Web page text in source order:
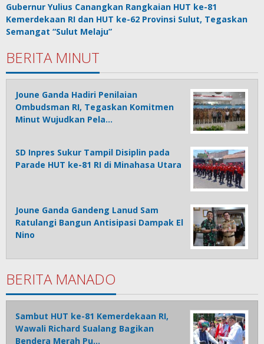
Gubernur Yulius Canangkan Rangkaian HUT ke-81
Kemerdekaan RI dan HUT ke-62 Provinsi Sulut, Tegaskan
Semangat “Sulut Melaju”
BERITA MINUT
Joune Ganda Hadiri Penilaian
Ombudsman RI, Tegaskan Komitmen
Minut Wujudkan Pela…
SD Inpres Sukur Tampil Disiplin pada
Parade HUT ke-81 RI di Minahasa Utara
Joune Ganda Gandeng Lanud Sam
Ratulangi Bangun Antisipasi Dampak El
Nino
BERITA MANADO
Sambut HUT ke-81 Kemerdekaan RI,
Wawali Richard Sualang Bagikan
Bendera Merah Pu…